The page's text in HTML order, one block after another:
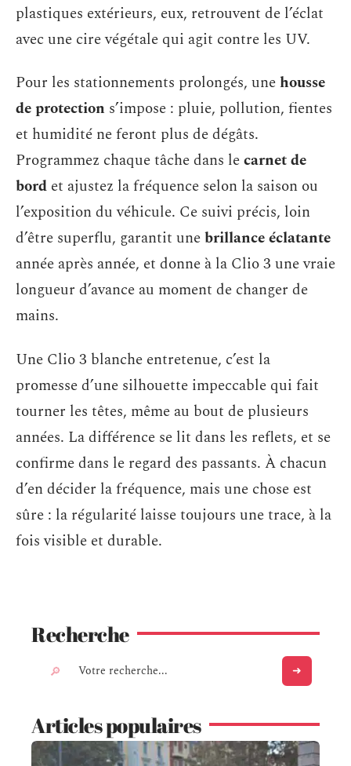
plastiques extérieurs, eux, retrouvent de l’éclat
avec une cire végétale qui agit contre les UV.
Pour les stationnements prolongés, unehousse
de protection s’impose : pluie, pollution, fientes
et humidité ne feront plus de dégâts.
Programmez chaque tâche dans lecarnet de
bord et ajustez la fréquence selon la saison ou
l’exposition du véhicule. Ce suivi précis, loin
d’être superflu, garantit unebrillance éclatante
année après année, et donne à la Clio 3 une vraie
longueur d’avance au moment de changer de
mains.
Une Clio 3 blanche entretenue, c’est la
promesse d’une silhouette impeccable qui fait
tourner les têtes, même au bout de plusieurs
années. La différence se lit dans les reflets, et se
confirme dans le regard des passants. À chacun
d’en décider la fréquence, mais une chose est
sûre : la régularité laisse toujours une trace, à la
fois visible et durable.
Recherche
Articles populaires